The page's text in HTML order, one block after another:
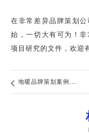
在非常差异品牌策划
始，一切大有可为！
项目研究的文件，欢迎
地暖品牌策划案例分